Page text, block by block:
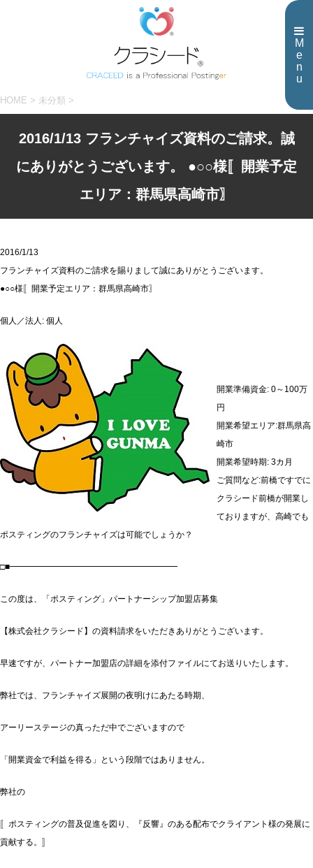
M
e
n
u
HOME > 未分類 >
2016/1/13 フランチャイズ資料のご請求。誠
にありがとうございます。 ●○○様〚開業予定
エリア：群馬県高崎市〗
2016/1/13
フランチャイズ資料のご請求を賜りまして誠にありがとうございます。
●○○様〚開業予定エリア：群馬県高崎市〗
個人／法人: 個人
開業準備資金: 0～100万
円
開業希望エリア:群馬県高
崎市
開業希望時期: 3カ月
ご質問など:前橋ですでに
クラシード前橋が開業し
ておりますが、高崎でも
ポスティングのフランチャイズは可能でしょうか？
□■━━━━━━━━━━━━━━━━━━━━
この度は、「ポスティング」パートナーシップ加盟店募集
【株式会社クラシード】の資料請求をいただきありがとうございます。
早速ですが、パートナー加盟店の詳細を添付ファイルにてお送りいたします。
弊社では、フランチャイズ展開の夜明けにあたる時期、
アーリーステージの真っただ中でございますので
「開業資金で利益を得る」という段階ではありません。
弊社の
〚ポスティングの普及促進を図り、『反響』のある配布でクライアント様の発展に
貢献する。〛